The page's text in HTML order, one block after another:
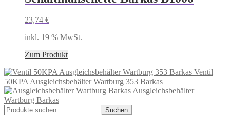
23,74 €
inkl. 19 % MwSt.
Zum Produkt
Ventil
50KPA Ausgleichsbehälter Wartburg 353 Barkas
Ausgleichsbehälter
Wartburg Barkas
Suchen
Suchen